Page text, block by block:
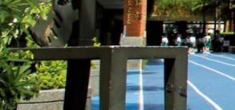
臺北市2026城鎮韌性(防
8月31日 開學日
🎉🎉🎉狂賀! 12望蘇同學